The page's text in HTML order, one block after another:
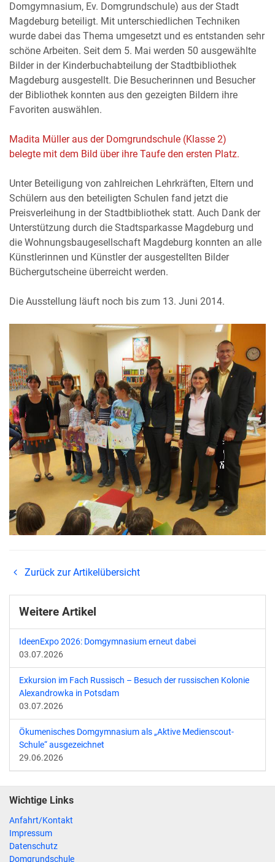
Domgymnasium, Ev. Domgrundschule) aus der Stadt
Magdeburg beteiligt. Mit unterschiedlichen Techniken
wurde dabei das Thema umgesetzt und es entstanden sehr
schöne Arbeiten. Seit dem 5. Mai werden 50 ausgewählte
Bilder in der Kinderbuchabteilung der Stadtbibliothek
Magdeburg ausgestellt. Die Besucherinnen und Besucher
der Bibliothek konnten aus den gezeigten Bildern ihre
Favoriten auswählen.
Madita Müller aus der Domgrundschule (Klasse 2)
belegte mit dem Bild über ihre Taufe den ersten Platz.
Unter Beteiligung von zahlreichen Lehrkräften, Eltern und
Schülern aus den beteiligten Schulen fand jetzt die
Preisverleihung in der Stadtbibliothek statt. Auch Dank der
Unterstützung durch die Stadtsparkasse Magdeburg und
die Wohnungsbaugesellschaft Magdeburg konnten an alle
Künstlerinnen und Künstler der ausgestellten Bilder
Büchergutscheine überreicht werden.
Die Ausstellung läuft noch bis zum 13. Juni 2014.
Zurück zur Artikelübersicht
Weitere Artikel
IdeenExpo 2026: Domgymnasium erneut dabei
03.07.2026
Exkursion im Fach Russisch – Besuch der russischen Kolonie
Alexandrowka in Potsdam
03.07.2026
Ökumenisches Domgymnasium als „Aktive Medienscout-
Schule“ ausgezeichnet
29.06.2026
Wichtige Links
Anfahrt/Kontakt
Impressum
Datenschutz
Domgrundschule